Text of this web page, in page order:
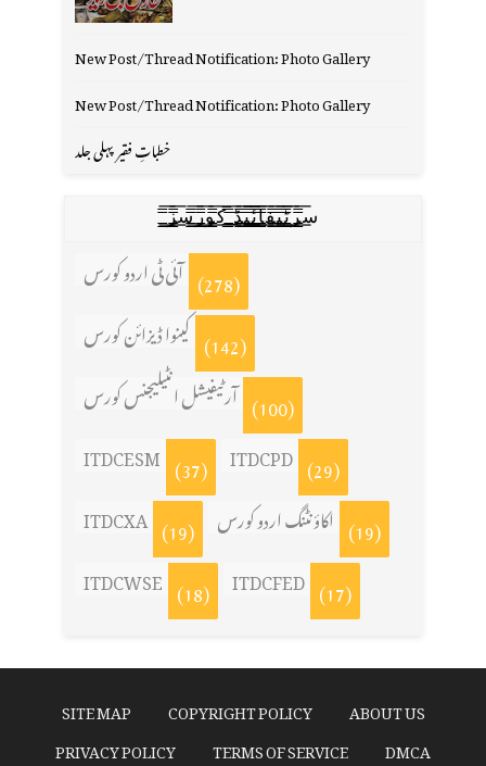
New Post/Thread Notification: Photo Gallery
New Post/Thread Notification: Photo Gallery
خطباتِ فقیر پہلی جلد
س̳̿͟͞ر̳̿͟͞ٹ̳̿͟͞ی̳̿͟͞ف̳̿͟͞ا̳̿͟͞ي̳̳̿ٔ̿͟͟͞͞ی̳̿͟͞ڈ̳̿͟͞ ̳̿͟͞ک̳̿͟͞و̳̿͟͞ر̳̿͟͞س̳̿͟͞ز̳̿͟͞
آئی ٹی اردو کورس (278)
کینوا ڈیزائن کورس (142)
آرٹیفیشل انٹیلیجنس کورس (100)
ITDCESM (37) ITDCPD (29)
ITDCXA (19) اکاؤنٹنگ اردو کورس (19)
ITDCWSE (18) ITDCFED (17)
ABOUT US
COPYRIGHT POLICY
SITE MAP
DMCA
TERMS OF SERVICE
PRIVACY POLICY